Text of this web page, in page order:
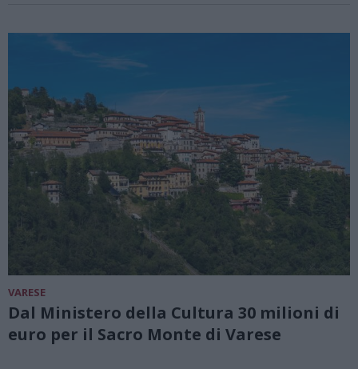
VARESE
Dal Ministero della Cultura 30 milioni di
euro per il Sacro Monte di Varese